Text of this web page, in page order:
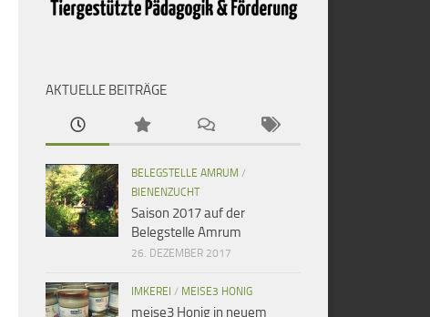
AKTUELLE BEITRÄGE
BELEGSTELLE AMRUM /
BIENENZUCHT
Saison 2017 auf der
Belegstelle Amrum
26. DEZEMBER 2017
IMKEREI / MEISE3 HONIG
meise3 Honig in neuem